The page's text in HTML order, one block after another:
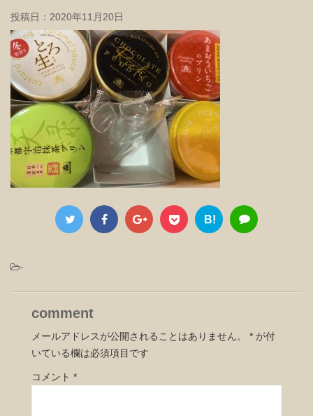
投稿日： 2020年11月20日
B!
-
comment
メールアドレスが公開されることはありません。 * が付
いている欄は必須項目です
コメント *